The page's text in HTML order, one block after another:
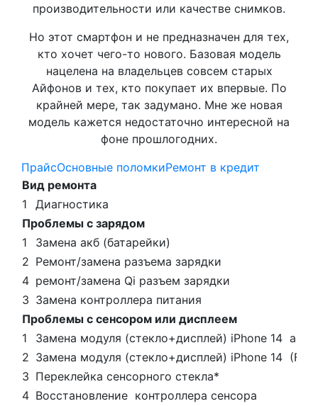
производительности или качестве снимков.
Но этот смартфон и не предназначен для тех,
кто хочет чего-то нового. Базовая модель
нацелена на владельцев совсем старых
Айфонов и тех, кто покупает их впервые. По
крайней мере, так задумано. Мне же новая
модель кажется недостаточно интересной на
фоне прошлогодних.
ПрайсОсновные поломкиРемонт в кредит
Вид ремонта
1
Диагностика
Проблемы с зарядом
1
Замена акб (батарейки)
2 Ремонт/замена разъема зарядки
4 ремонт/замена Qi разъем зарядки
3 Замена контроллера питания
Проблемы с сенсором или дисплеем
1
Замена модуля (стекло+дисплей) iPhone 14
2 Замена модуля (стекло+дисплей) iPhone 14
3 Переклейка сенсорного стекла*
4 Восстановление контроллера сенсора